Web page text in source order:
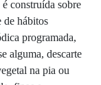
construída sobre
de hábitos
programada,
alguma, descarte
na pia ou